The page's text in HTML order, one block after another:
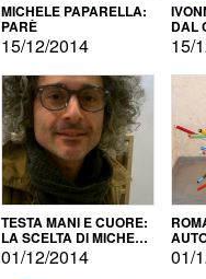
MICHELE PAPARELLA:
PARÈ
15/12/2014
DAL
15/
TESTA MANI E CUORE:
LA SCELTA DI MICHELE
BARBERIO
01/12/2014 01/